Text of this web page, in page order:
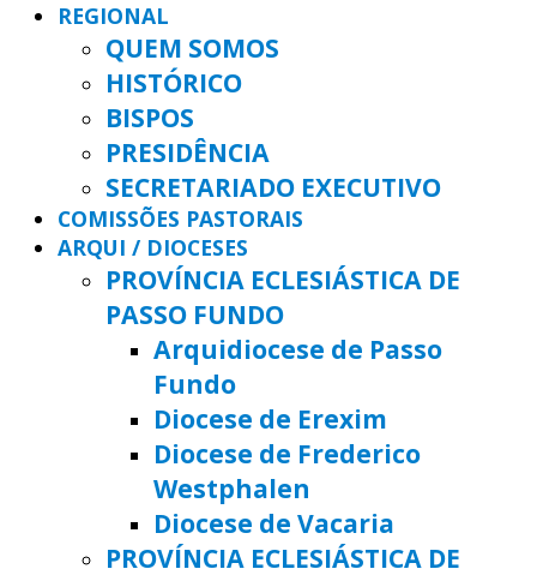
REGIONAL
QUEM SOMOS
HISTÓRICO
BISPOS
PRESIDÊNCIA
SECRETARIADO EXECUTIVO
COMISSÕES PASTORAIS
ARQUI / DIOCESES
PROVÍNCIA ECLESIÁSTICA DE
PASSO FUNDO
Arquidiocese de Passo
Fundo
Diocese de Erexim
Diocese de Frederico
Westphalen
Diocese de Vacaria
PROVÍNCIA ECLESIÁSTICA DE